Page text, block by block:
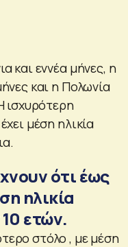
και εννέα μήνες, η
και η Πολωνία
ισχυρότερη
μέση ηλικία
ότι έως
ηλικία
ετών.
στόλο , με μέση